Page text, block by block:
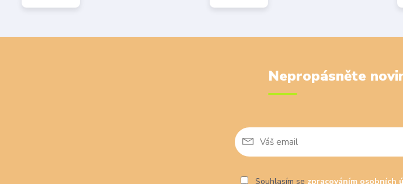
Nepropásněte
Souhlasím se zpracováním osobních